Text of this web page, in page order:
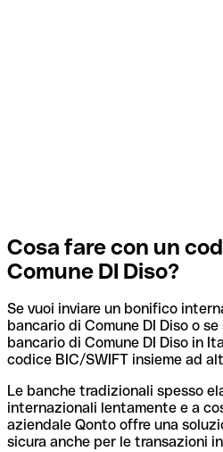
Cosa fare con un
Comune DI Diso?
Se vuoi inviare un bonifico
bancario di Comune DI Diso o
bancario di Comune DI Diso in
codice BIC/SWIFT insieme ad
Le banche tradizionali spesso
internazionali lentamente e a
aziendale Qonto offre una
sicura anche per le transazioni